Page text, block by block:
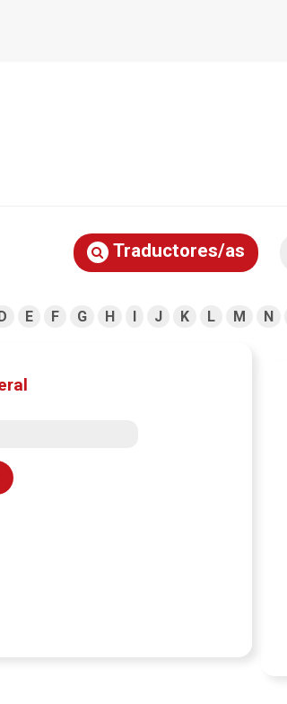
Traductores/as
E F G H I J K L M N